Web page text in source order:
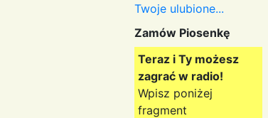
Twoje ulubione...
Zamów Piosenkę
Teraz i Ty możesz
zagrać w radio!
Wpisz poniżej
fragment